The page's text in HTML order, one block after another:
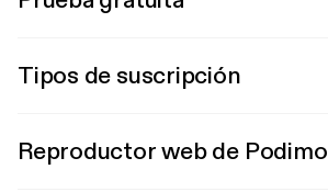
Tipos de suscripción
Reproductor web de Podimo